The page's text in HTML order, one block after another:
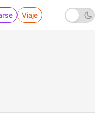
Viaje